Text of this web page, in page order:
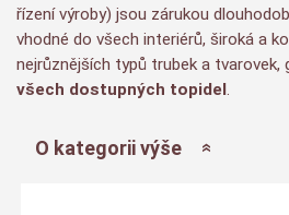
řízení výroby) jsou zárukou
vhodné do všech interiérů, široká a
nejrůznějších typů trubek a tvarovek,
všech dostupných topidel.
O kategorii výše